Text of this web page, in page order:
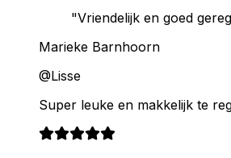
"Vriendelijk en goed
Marieke Barnhoorn
@Lisse
Super leuke en makkelijk te